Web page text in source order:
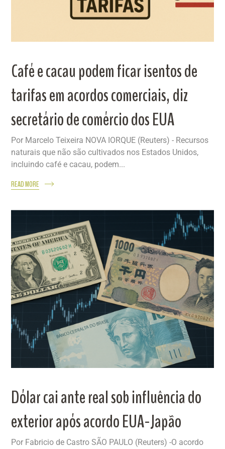
Café e cacau podem ficar isentos de
tarifas em acordos comerciais, diz
secretário de comércio dos EUA
Por Marcelo Teixeira NOVA IORQUE (Reuters) - Recursos
naturais que não são cultivados nos Estados Unidos,
incluindo café e cacau, podem...
READ MORE
Dólar cai ante real sob influência do
exterior após acordo EUA-Japão
Por Fabricio de Castro SÃO PAULO (Reuters) -O acordo